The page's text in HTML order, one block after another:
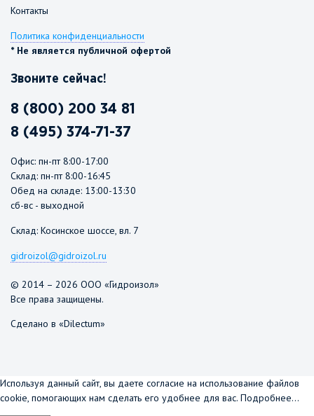
Контакты
Политика конфиденциальности
* Не является публичной офертой
Звоните сейчас!
8 (800) 200 34 81
8 (495) 374-71-37
Офис: пн-пт 8:00-17:00
Склад: пн-пт 8:00-16:45
Обед на складе: 13:00-13:30
сб-вс - выходной
Склад: Косинское шоссе, вл. 7
gidroizol@gidroizol.ru
© 2014 – 2026 ООО «Гидроизол»
Все права защищены.
Сделано в «Dilectum»
Используя данный сайт, вы даете согласие на использование файлов
cookie, помогающих нам сделать его удобнее для вас. Подробнее...